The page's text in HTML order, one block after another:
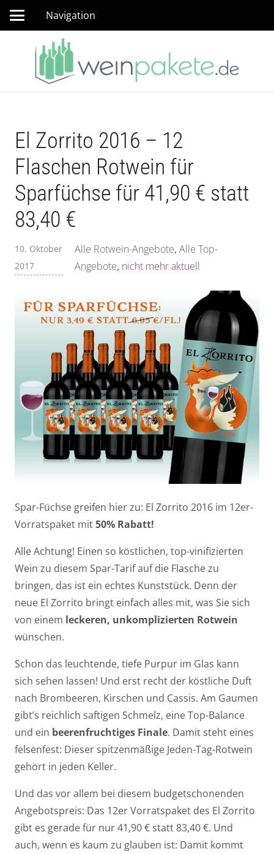
Navigation
El Zorrito 2016 – 12
Flaschen Rotwein für
Sparfüchse für 41,90 € statt
83,40 €
10. Oktober
2017
Alle Rotwein-Angebote, Alle Top-
Angebote, nicht mehr aktuell
Spar-Füchse greifen hier zu: El Zorrito 2016 im 12er-
Vorratspaket mit50% Rabatt!
Alle Achtung! Einen so köstlichen, top-vinifizierten
Wein zu diesem Spar-Tarif auf die Flasche zu
bringen, das ist ein echtes Kunststück. Denn der
neue El Zorrito bringt einfach alles mit, was Sie sich
von einem leckeren, unkomplizierten Rotwein
wünschen.
Schon das leuchtende, tiefe Purpur im Glas kann
sich sehen lassen! Und erst recht der köstliche Duft
nach Brombeeren, Kirschen und Cassis. Am Gaumen
gibt’s reichlich saftigen Schmelz, eine Top-Balance
und ein beerenfruchtiges Finale. Damit steht eines
felsenfest: Dieser spitzenmäßige Jeden-Tag-Rotwein
gehört in jeden Keller.
Und das vor allem bei diesem budgetschonenden
Angebotspreis: Das 12er Vorratspaket des El Zorrito
gibt es gerade für nur 41,90 € statt 83,40 €. Und
auch, wenn es kaum zu glauben ist: Damit kommt